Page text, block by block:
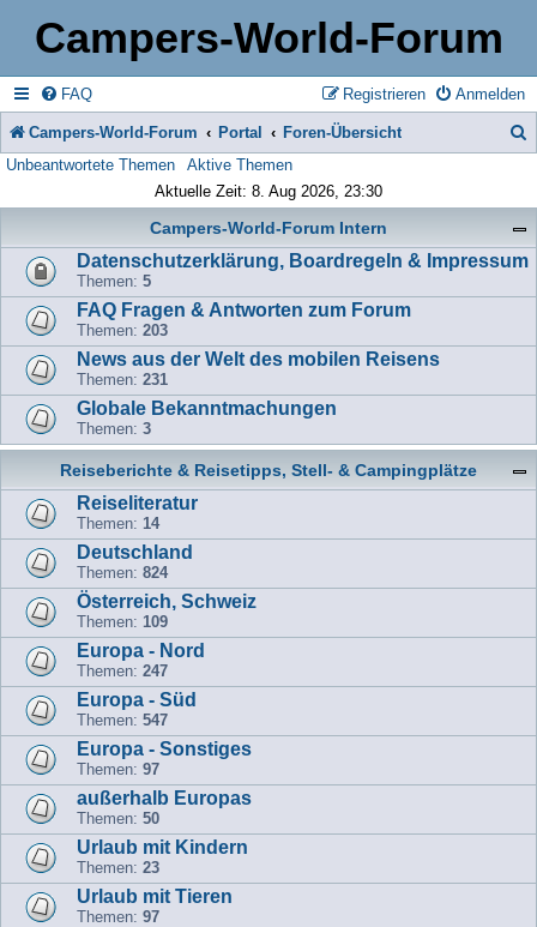
Campers-World-Forum
FAQ Anmelden
Registrieren
Campers-World-Forum Portal Foren-Übersicht
Unbeantwortete Themen
Aktive Themen
Aktuelle Zeit: 8. Aug 2026, 23:30
Campers-World-Forum Intern
Datenschutzerklärung, Boardregeln & Impressum
Themen: 5
FAQ Fragen & Antworten zum Forum
Themen: 203
News aus der Welt des mobilen Reisens
Themen: 231
Globale Bekanntmachungen
Themen: 3
Reiseberichte & Reisetipps, Stell- & Campingplätze
Reiseliteratur
Themen: 14
Deutschland
Themen: 824
Österreich, Schweiz
Themen: 109
Europa - Nord
Themen: 247
Europa - Süd
Themen: 547
Europa - Sonstiges
Themen: 97
außerhalb Europas
Themen: 50
Urlaub mit Kindern
Themen: 23
Urlaub mit Tieren
Themen: 97